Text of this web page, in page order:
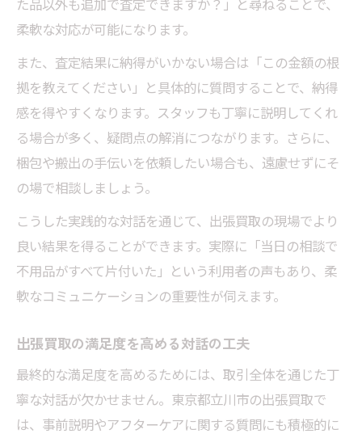
た品以外も追加で査定できますか？」と尋ねることで、
柔軟な対応が可能になります。
また、査定結果に納得がいかない場合は「この金額の根
拠を教えてください」と具体的に質問することで、納得
感を得やすくなります。スタッフも丁寧に説明してくれ
る場合が多く、疑問点の解消につながります。さらに、
梱包や搬出の手伝いを依頼したい場合も、遠慮せずにそ
の場で相談しましょう。
こうした実践的な対話を通じて、出張買取の現場でより
良い結果を得ることができます。実際に「当日の相談で
不用品がすべて片付いた」という利用者の声もあり、柔
軟なコミュニケーションの重要性が伺えます。
出張買取の満足度を高める対話の工夫
最終的な満足度を高めるためには、取引全体を通じた丁
寧な対話が欠かせません。東京都立川市の出張買取で
は、事前説明やアフターケアに関する質問にも積極的に